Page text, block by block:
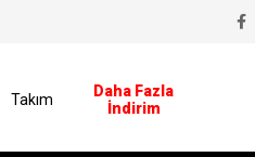
Takım
Daha Fazla
İndirim